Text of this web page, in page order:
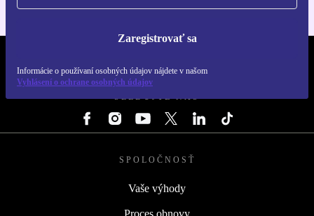
Zaregistrovať sa
Informácie o používaní osobných údajov nájdete v našom
Vyhlásení o ochrane osobných údajov
SLEDUJTE NÁS
SPOLOČNOSŤ
Vaše výhody